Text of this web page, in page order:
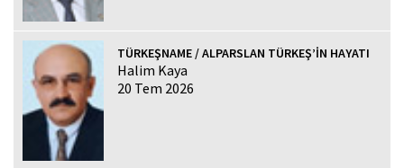
TÜRKEŞNAME / ALPARSLAN TÜRKEŞ’İN HAYATI
Halim Kaya
20 Tem 2026